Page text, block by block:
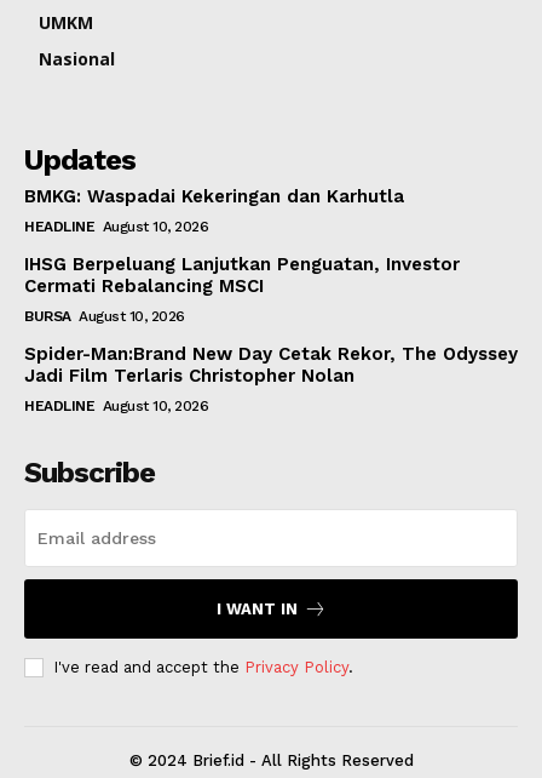
UMKM
Nasional
Updates
BMKG: Waspadai Kekeringan dan Karhutla
HEADLINE August 10, 2026
IHSG Berpeluang Lanjutkan Penguatan, Investor
Cermati Rebalancing MSCI
BURSA August 10, 2026
Spider-Man:Brand New Day Cetak Rekor, The Odyssey
Jadi Film Terlaris Christopher Nolan
HEADLINE August 10, 2026
Subscribe
I WANT IN
I've read and accept the Privacy Policy.
© 2024 Brief.id - All Rights Reserved